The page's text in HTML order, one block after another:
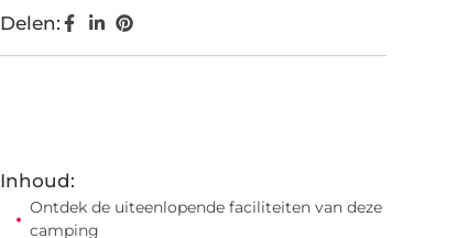
Delen:
Inhoud:
Ontdek de uiteenlopende faciliteiten van deze
camping